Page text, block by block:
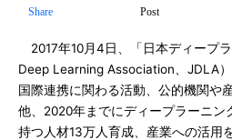
Share Post
2017年10月4日、「日本ディープ
Deep Learning Association、JDLA）
国際連携に関わる活動、公的機関や
他、2020年までにディープラーニン
持つ人材13万人育成、産業への活用